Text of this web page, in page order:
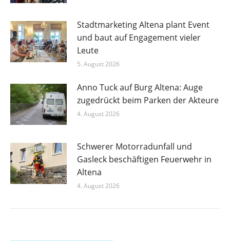
Stadtmarketing Altena plant Event
und baut auf Engagement vieler
Leute
5. August 2026
Anno Tuck auf Burg Altena: Auge
zugedrückt beim Parken der Akteure
4. August 2026
Schwerer Motorradunfall und
Gasleck beschäftigen Feuerwehr in
Altena
4. August 2026